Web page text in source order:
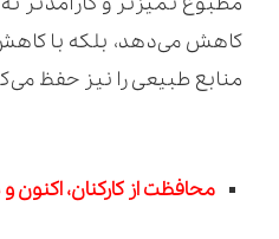
کاهش می‌دهد، بلکه با
منابع طبیعی را نیز حفظ
محافظت از کارکنان، اکنون و